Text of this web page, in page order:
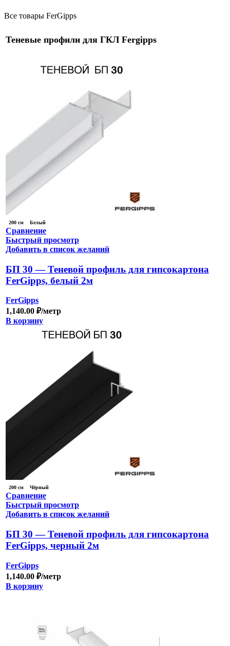
Все товары FerGipps
Теневые профили для ГКЛ Fergipps
200 см Белый
Сравнение
Быстрый просмотр
Добавить в список желаний
БП 30 — Теневой профиль для гипсокартона
FerGipps, белый 2м
FerGipps
1,140.00 ₽/метр
В корзину
200 см Чёрный
Сравнение
Быстрый просмотр
Добавить в список желаний
БП 30 — Теневой профиль для гипсокартона
FerGipps, черный 2м
FerGipps
1,140.00 ₽/метр
В корзину